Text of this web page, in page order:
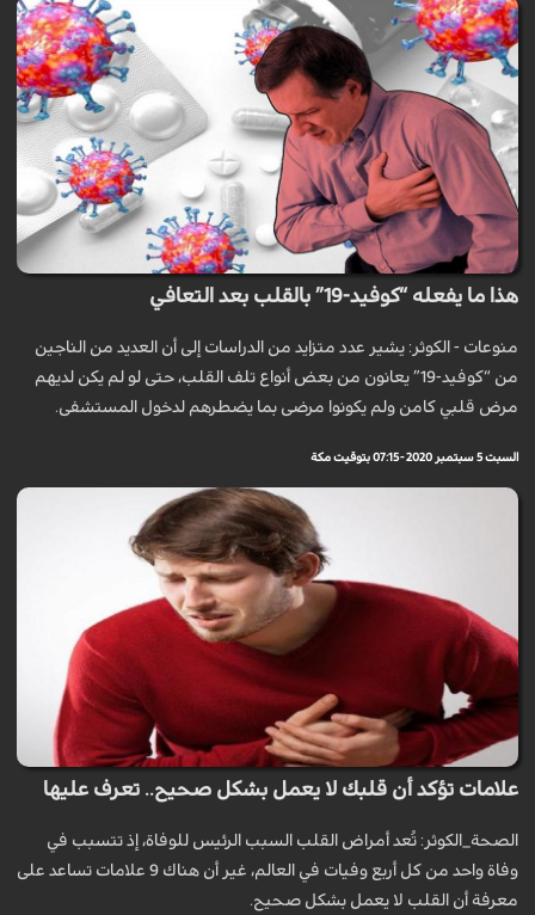
هذا ما يفعله “كوفيد-19” بالقلب بعد التعافي
منوعات - الكوثر: يشير عدد متزايد من الدراسات إلى أن العديد من الناجين
من “كوفيد-19” يعانون من بعض أنواع تلف القلب، حتى لو لم يكن لديهم
مرض قلبي كامن ولم يكونوا مرضى بما يضطرهم لدخول المستشفى.
السبت 5 سبتمبر 2020 - 07:15 بتوقيت مكة
علامات تؤكد أن قلبك لا يعمل بشكل صحيح.. تعرف عليها
الصحة_الكوثر: تُعد أمراض القلب السبب الرئيس للوفاة، إذ تتسبب في
وفاة واحد من كل أربع وفيات في العالم، غير أن هناك 9 علامات تساعد على
معرفة أن القلب لا يعمل بشكل صحيح.